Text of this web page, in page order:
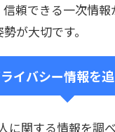
頼できる一次情
が大切です。
イバシー情報を
に関する情報を調